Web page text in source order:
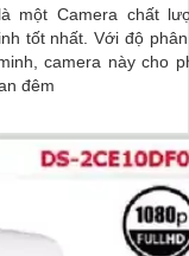
một Camera chất
phân giải HD
camera này cho
đêm